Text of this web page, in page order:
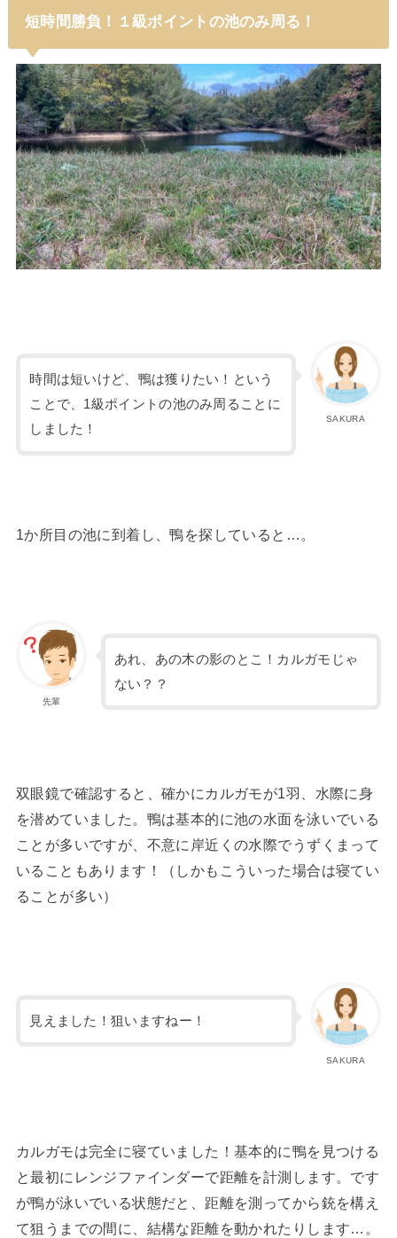
短時間勝負！１級ポイントの池のみ周る！
SAKURA
時間は短いけど、鴨は獲りたい！という
ことで、1級ポイントの池のみ周ることに
しました！
1か所目の池に到着し、鴨を探していると…。
先輩
あれ、あの木の影のとこ！カルガモじゃ
ない？？
双眼鏡で確認すると、確かにカルガモが1羽、水際に身
を潜めていました。鴨は基本的に池の水面を泳いでいる
ことが多いですが、不意に岸近くの水際でうずくまって
いることもあります！（しかもこういった場合は寝てい
ることが多い）
SAKURA
見えました！狙いますねー！
カルガモは完全に寝ていました！基本的に鴨を見つける
と最初にレンジファインダーで距離を計測します。です
が鴨が泳いでいる状態だと、距離を測ってから銃を構え
て狙うまでの間に、結構な距離を動かれたりします…。